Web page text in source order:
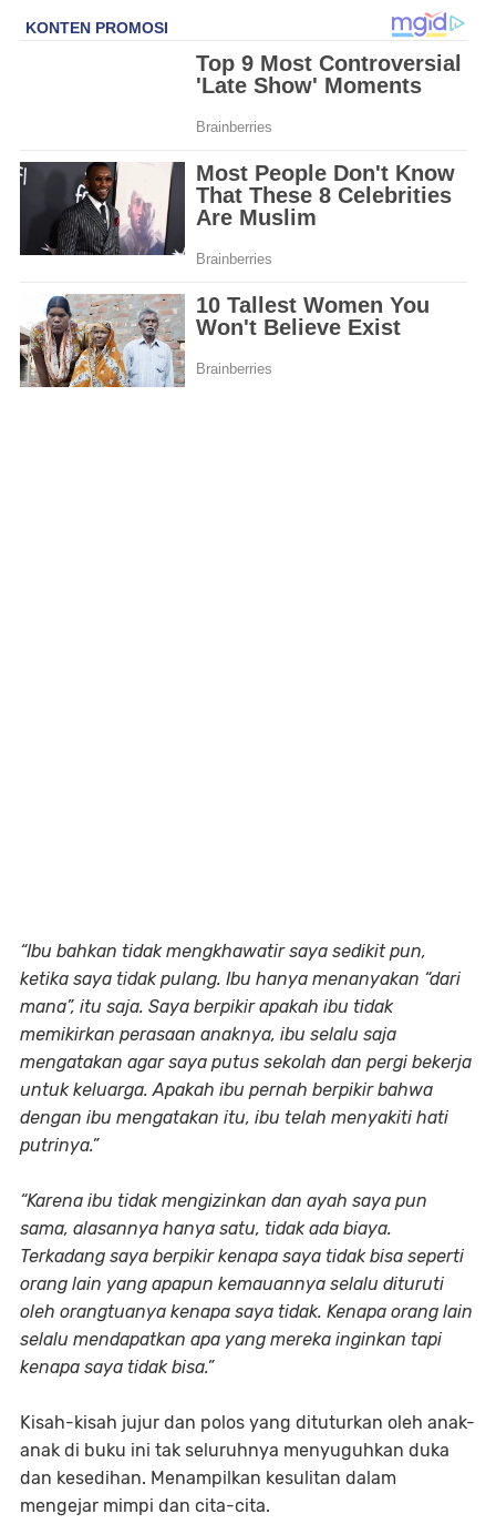
“Ibu bahkan tidak mengkhawatir saya sedikit pun,
ketika saya tidak pulang. Ibu hanya menanyakan “dari
mana”, itu saja. Saya berpikir apakah ibu tidak
memikirkan perasaan anaknya, ibu selalu saja
mengatakan agar saya putus sekolah dan pergi bekerja
untuk keluarga. Apakah ibu pernah berpikir bahwa
dengan ibu mengatakan itu, ibu telah menyakiti hati
putrinya.”
“Karena ibu tidak mengizinkan dan ayah saya pun
sama, alasannya hanya satu, tidak ada biaya.
Terkadang saya berpikir kenapa saya tidak bisa seperti
orang lain yang apapun kemauannya selalu dituruti
oleh orangtuanya kenapa saya tidak. Kenapa orang lain
selalu mendapatkan apa yang mereka inginkan tapi
kenapa saya tidak bisa.”
Kisah-kisah jujur dan polos yang dituturkan oleh anak-
anak di buku ini tak seluruhnya menyuguhkan duka
dan kesedihan. Menampilkan kesulitan dalam
mengejar mimpi dan cita-cita.